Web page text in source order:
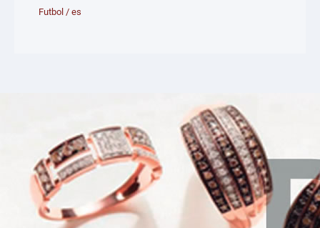
Futbol /es